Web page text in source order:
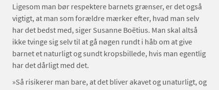
Ligesom man bør respektere barnets grænser, er det også
vigtigt, at man som forældre mærker efter, hvad man selv
har det bedst med, siger Susanne Boëtius. Man skal altså
ikke tvinge sig selv til at gå nøgen rundt i håb om at give
barnet et naturligt og sundt kropsbillede, hvis man egentlig
har det dårligt med det.
»Så risikerer man bare, at det bliver akavet og unaturligt, og